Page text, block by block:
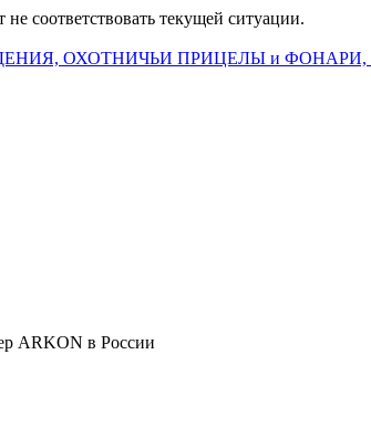
соответствовать текущей ситуации.
ОХОТНИЧЬИ ПРИЦЕЛЫ и
ARKON в России